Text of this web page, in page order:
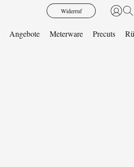
Widerruf
Angebote Meterware Precuts